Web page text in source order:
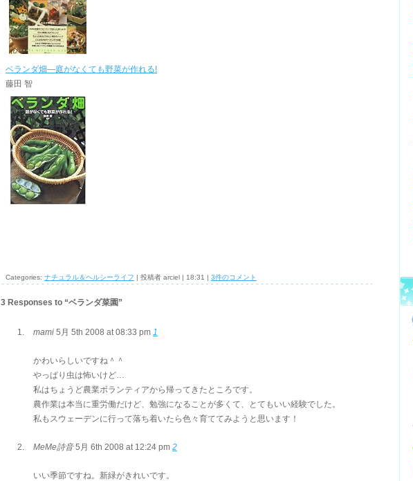
ベランダ畑―庭がなくても野菜が作れる!
藤田 智
Categories: ナチュラル＆ヘルシーライフ | 投稿者 arciel | 18:31 | 3件のコメント
3 Responses to “ベランダ菜園”
mami 5月 5th 2008 at 08:33 pm 1
かわいらしいですね＾＾
やっぱり虫は怖いけど…
私はちょうど農業ボランティアから帰ってきたところです。
農作業は本当に重労働だけど、勉強になることが多くて、とてもいい経験でした。
私もスウェーデンに行って落ち着いたら色々育ててみようと思います！
MeMe詩音 5月 6th 2008 at 12:24 pm 2
いい季節ですね。新緑がきれいです。